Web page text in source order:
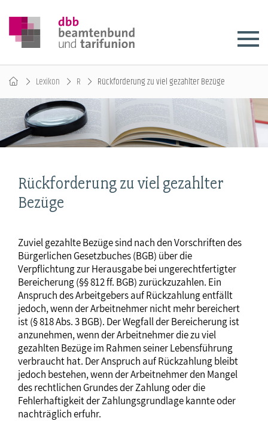
Lexikon R Rückforderung zu viel gezahlter Bezüge
Rückforderung zu viel gezahlter
Bezüge
Zuviel gezahlte Bezüge sind nach den Vorschriften des
Bürgerlichen Gesetzbuches (BGB) über die
Verpflichtung zur Herausgabe bei ungerechtfertigter
Bereicherung (§§ 812 ff. BGB) zurückzuzahlen. Ein
Anspruch des Arbeitgebers auf Rückzahlung entfällt
jedoch, wenn der Arbeitnehmer nicht mehr bereichert
ist (§ 818 Abs. 3 BGB). Der Wegfall der Bereicherung ist
anzunehmen, wenn der Arbeitnehmer die zu viel
gezahlten Bezüge im Rahmen seiner Lebensführung
verbraucht hat. Der Anspruch auf Rückzahlung bleibt
jedoch bestehen, wenn der Arbeitnehmer den Mangel
des rechtlichen Grundes der Zahlung oder die
Fehlerhaftigkeit der Zahlungsgrundlage kannte oder
nachträglich erfuhr.